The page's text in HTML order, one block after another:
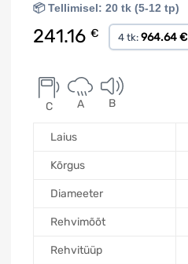
📦 Tellimisel: 20 tk (5-12 tp)
241.16 € 4 tk: 964.64 €
C A B
Laius
Kõrgus
Diameeter
Rehvimõõt
Rehvitüüp